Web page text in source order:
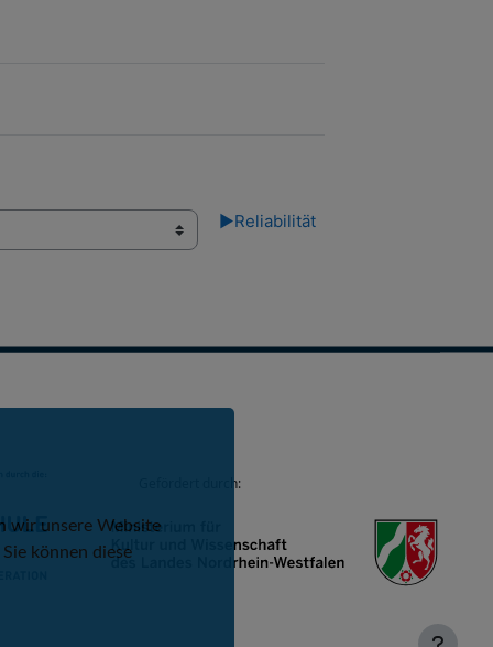
▶︎Reliabilität
Gefördert durch:
wir unsere Website
können diese